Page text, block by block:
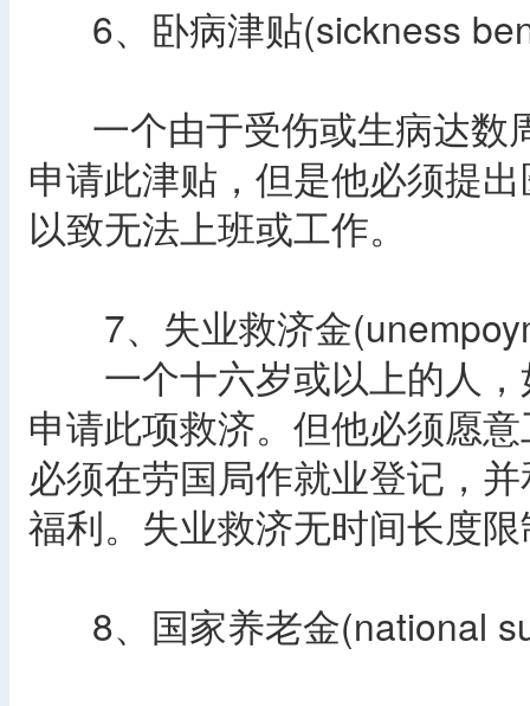
6、卧病津贴(sickness
一个由于受伤或生病达数
申请此津贴，但是他必须提
以致无法上班或工作。
7、失业救济金
一个十六岁或以上的人，
申请此项救济。但他必须愿
必须在劳国局作就业登记，
福利。失业救济无时间长度
8、国家养老金(national